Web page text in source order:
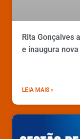
Rita Gonçalves
e inaugura
LEIA MAIS »